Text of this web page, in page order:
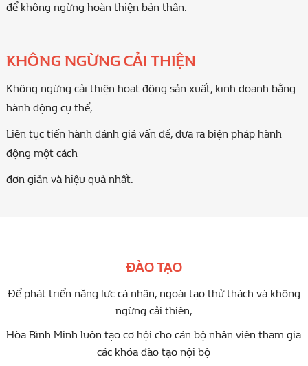
để không ngừng hoàn thiện bản thân.
KHÔNG NGỪNG CẢI THIỆN
Không ngừng cải thiện hoạt động sản xuất, kinh doanh bằng
hành động cụ thể,
Liên tục tiến hành đánh giá vấn đề, đưa ra biện pháp hành
động một cách
đơn giản và hiệu quả nhất.
ĐÀO TẠO
Để phát triển năng lực cá nhân, ngoài tạo thử thách và không
ngừng cải thiện,
Hòa Bình Minh luôn tạo cơ hội cho cán bộ nhân viên tham gia
các khóa đào tạo nội bộ